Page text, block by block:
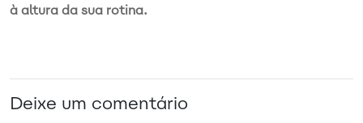
à altura da sua rotina.
Deixe um comentário